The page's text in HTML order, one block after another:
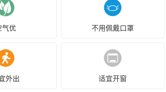
气优 不用佩戴口罩
外出 适宜开窗